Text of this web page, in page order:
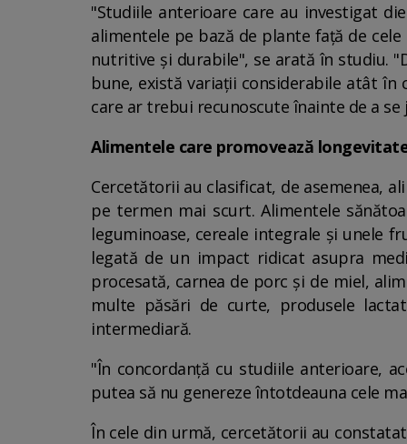
"Studiile anterioare care au investigat
alimentele pe bază de plante față de
nutritive și durabile", se arată în studiu.
bune, există variații considerabile atât
care ar trebui recunoscute înainte de a
Alimentele care promovează
Cercetătorii au clasificat, de asemenea,
pe termen mai scurt. Alimentele
leguminoase, cereale integrale și unele
legată de un impact ridicat asupra
procesată, carnea de porc și de miel,
multe păsări de curte, produsele
intermediară.
"În concordanță cu studiile anterioare,
putea să nu genereze întotdeauna cele
În cele din urmă, cercetătorii au